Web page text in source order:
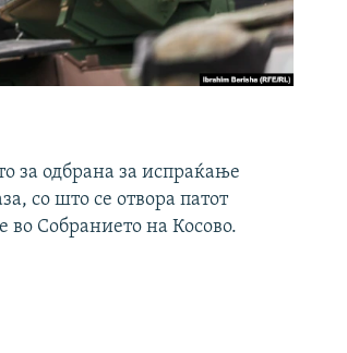
за одбрана за испраќање
со што се отвора патот
во Собранието на Косово.